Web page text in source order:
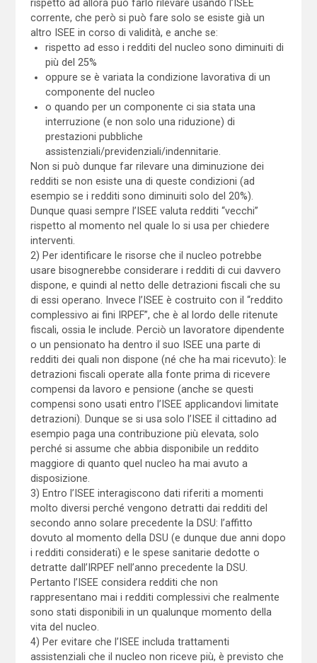
rispetto ad allora può farlo rilevare usando l’ISEE
corrente, che però si può fare solo se esiste già un
altro ISEE in corso di validità, e anche se:
rispetto ad esso i redditi del nucleo sono diminuiti di
più del 25%
oppure se è variata la condizione lavorativa di un
componente del nucleo
o quando per un componente ci sia stata una
interruzione (e non solo una riduzione) di
prestazioni pubbliche
assistenziali/previdenziali/indennitarie.
Non si può dunque far rilevare una diminuzione dei
redditi se non esiste una di queste condizioni (ad
esempio se i redditi sono diminuiti solo del 20%).
Dunque quasi sempre l’ISEE valuta redditi “vecchi”
rispetto al momento nel quale lo si usa per chiedere
interventi.
2) Per identificare le risorse che il nucleo potrebbe
usare bisognerebbe considerare i redditi di cui davvero
dispone, e quindi al netto delle detrazioni fiscali che su
di essi operano. Invece l’ISEE è costruito con il “reddito
complessivo ai fini IRPEF”, che è al lordo delle ritenute
fiscali, ossia le include. Perciò un lavoratore dipendente
o un pensionato ha dentro il suo ISEE una parte di
redditi dei quali non dispone (né che ha mai ricevuto): le
detrazioni fiscali operate alla fonte prima di ricevere
compensi da lavoro e pensione (anche se questi
compensi sono usati entro l’ISEE applicandovi limitate
detrazioni). Dunque se si usa solo l’ISEE il cittadino ad
esempio paga una contribuzione più elevata, solo
perché si assume che abbia disponibile un reddito
maggiore di quanto quel nucleo ha mai avuto a
disposizione.
3) Entro l’ISEE interagiscono dati riferiti a momenti
molto diversi perché vengono detratti dai redditi del
secondo anno solare precedente la DSU: l’affitto
dovuto al momento della DSU (e dunque due anni dopo
i redditi considerati) e le spese sanitarie dedotte o
detratte dall’IRPEF nell’anno precedente la DSU.
Pertanto l’ISEE considera redditi che non
rappresentano mai i redditi complessivi che realmente
sono stati disponibili in un qualunque momento della
vita del nucleo.
4) Per evitare che l’ISEE includa trattamenti
assistenziali che il nucleo non riceve più, è previsto che